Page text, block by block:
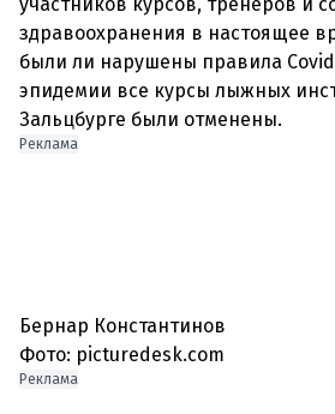
здравоохранения в настоящее
были ли нарушены правила
эпидемии все курсы лыжных
Реклама
Бернар Константинов
Фото: picturedesk.com
Реклама